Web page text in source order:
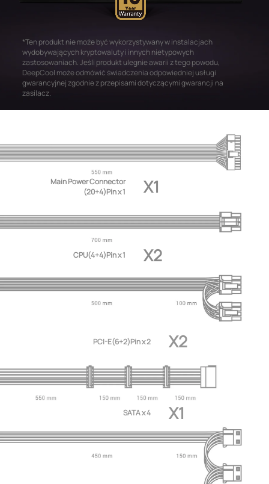
*Ten produkt nie może być wykorzystywany w instalacjach
wydobywających kryptowaluty i innych nietypowych
zastosowaniach. Jeśli produkt ulegnie awarii z tego powodu,
DeepCool może odmówić świadczenia odpowiedniej usługi
gwarancyjnej zgodnie z przepisami dotyczącymi gwarancji na
zasilacz.
Main Power Connector
(20+4)Pin x 1
X1
CPU(4+4)Pin x 1 X2
PCI-E(6+2)Pin x 2 X2
SATA x 4 X1